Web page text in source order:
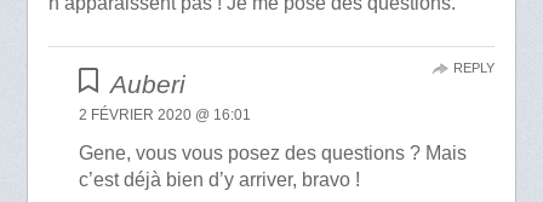
Auberi
2 FÉVRIER 2020 @ 16:01
Gene, vous vous posez des questions ? Mais
c’est déjà bien d’y arriver, bravo !
REPLY